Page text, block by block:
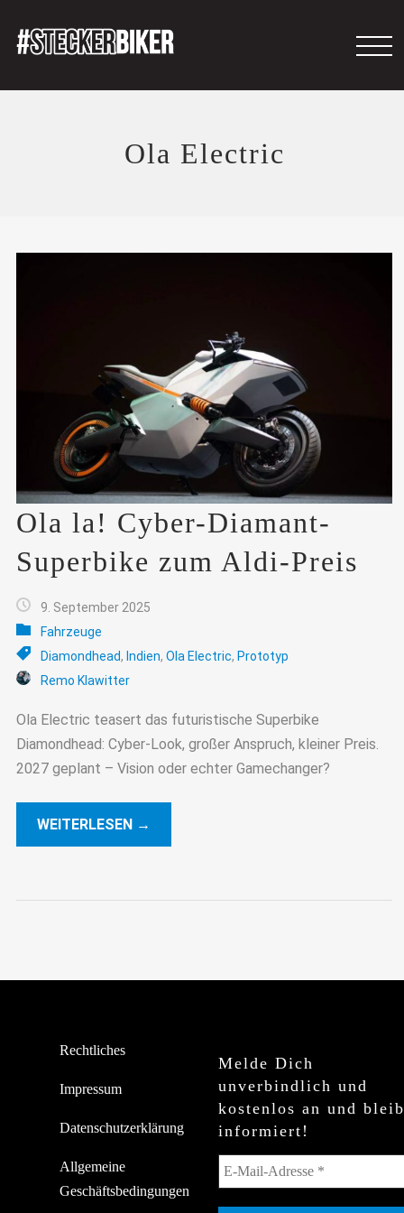
Ola Electric
Ola la! Cyber-Diamant-
Superbike zum Aldi-Preis
9. September 2025
Fahrzeuge
Diamondhead, Indien, Ola Electric, Prototyp
Remo Klawitter
Ola Electric teasert das futuristische Superbike
Diamondhead: Cyber-Look, großer Anspruch, kleiner Preis.
2027 geplant – Vision oder echter Gamechanger?
WEITERLESEN →
Rechtliches
Impressum
Datenschutzerklärung
Allgemeine
Geschäftsbedingungen
Melde Dich
unverbindlich und
kostenlos an und
informiert!